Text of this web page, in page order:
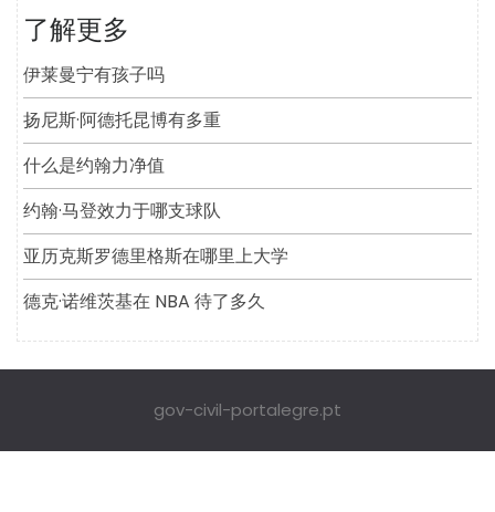
了解更多
伊莱曼宁有孩子吗
扬尼斯·阿德托昆博有多重
什么是约翰力净值
约翰·马登效力于哪支球队
亚历克斯罗德里格斯在哪里上大学
德克·诺维茨基在 NBA 待了多久
gov-civil-portalegre.pt